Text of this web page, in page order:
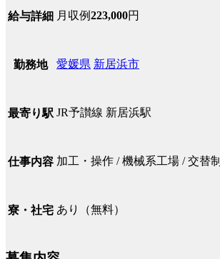
給与詳細 月収例223,000円
勤務地 愛媛県 新居浜市
最寄り駅 JR予讃線 新居浜駅
仕事内容 加工・操作 / 機械系工場 / 交替制
寮・社宅 あり（無料）